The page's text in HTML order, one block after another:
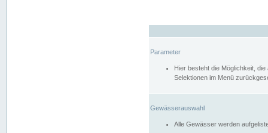
Parameter
Hier besteht die Möglichkeit,
Selektionen im Menü
Gewässerauswahl
Alle Gewässer werden